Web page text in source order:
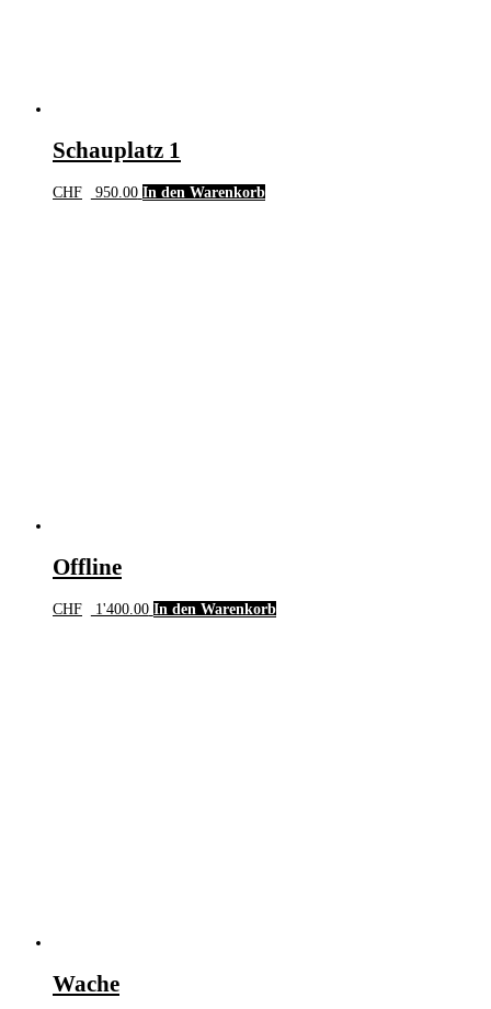
Schauplatz 1
CHF 950.00 In den Warenkorb
Offline
CHF 1'400.00 In den Warenkorb
Wache